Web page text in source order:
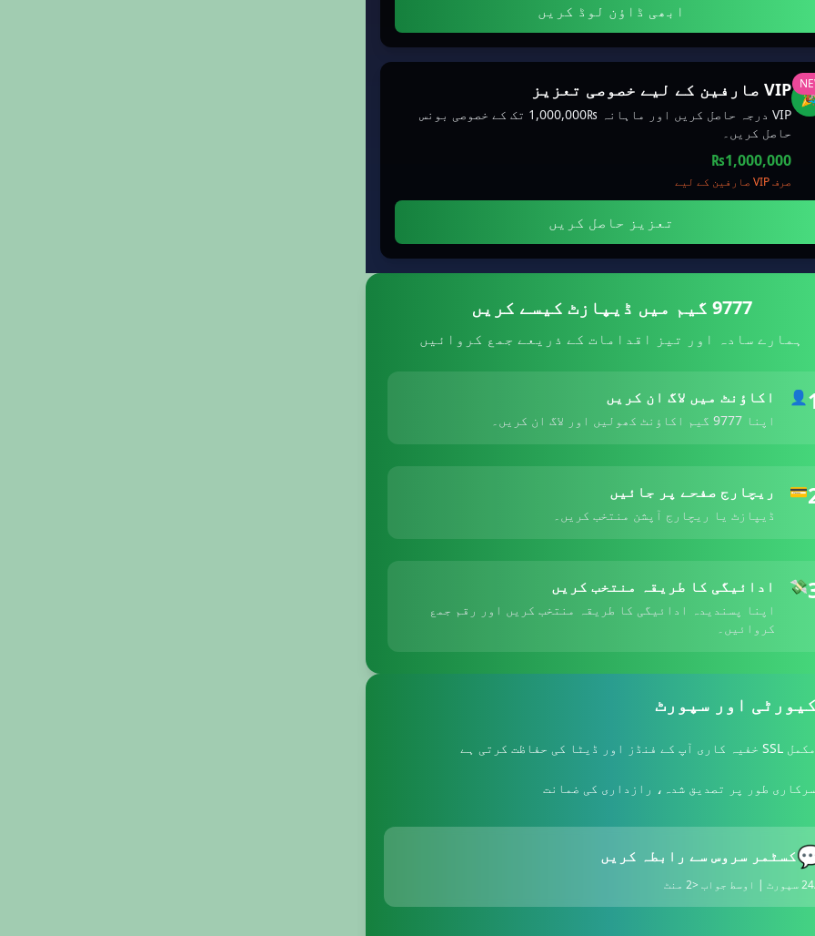
ابھی ڈاؤن لوڈ کریں
VIP صارفین کے لیے خصوصی تعزیز
VIP درجہ حاصل کریں اور ماہانہ ₨1,000,000 تک کے خصوصی بونس
حاصل کریں۔
₨1,000,000
صرف VIP صارفین کے لیے
تعزیز حاصل کریں
9777 گیم میں ڈیپازٹ کیسے کریں
ہمارے سادہ اور تیز اقدامات کے ذریعے جمع کروائیں
👤 اکاؤنٹ میں لاگ ان کریں
اپنا 9777 گیم اکاؤنٹ کھولیں اور لاگ ان کریں۔
💳 ریچارج صفحے پر جائیں
ڈیپازٹ یا ریچارج آپشن منتخب کریں۔
💸 ادائیگی کا طریقہ منتخب کریں
اپنا پسندیدہ ادائیگی کا طریقہ منتخب کریں اور رقم جمع
کروائیں۔
اور سپورٹ
مکمل SSL خفیہ کاری آپ کے فنڈز اور ڈیٹا کی حفاظت کرتی ہے
سرکاری طور پر تصدیق شدہ، رازداری کی ضمانت
کسٹمر سروس سے رابطہ کریں
جواب <2 منٹ